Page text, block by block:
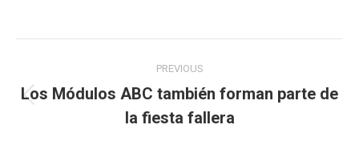
navigation
PREVIOUS
Previous
post:
Los Módulos ABC también forman parte de
la fiesta fallera